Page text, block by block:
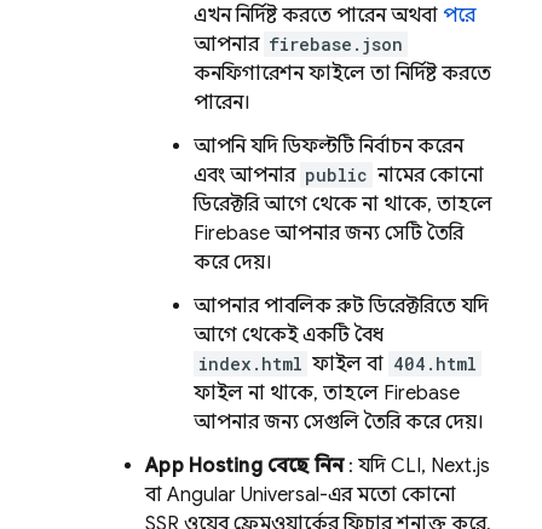
এখন নির্দিষ্ট করতে পারেন অথবা পরে
আপনার firebase.json
কনফিগারেশন ফাইলে তা নির্দিষ্ট করতে
পারেন।
আপনি যদি ডিফল্টটি নির্বাচন করেন
এবং আপনার public নামের কোনো
ডিরেক্টরি আগে থেকে না থাকে, তাহলে
Firebase আপনার জন্য সেটি তৈরি
করে দেয়।
আপনার পাবলিক রুট ডিরেক্টরিতে যদি
আগে থেকেই একটি বৈধ
index.html ফাইল বা 404.html
ফাইল না থাকে, তাহলে Firebase
আপনার জন্য সেগুলি তৈরি করে দেয়।
App Hostingবেছে নিন: যদি CLI, Next.js
বা Angular Universal-এর মতো কোনো
SSR ওয়েব ফ্রেমওয়ার্কের ফিচার শনাক্ত করে,